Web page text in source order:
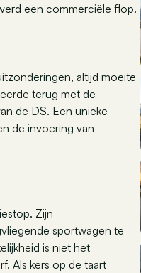
een commerciële flop.
altijd moeite
terug met de
de DS. Een unieke
de invoering van
Zijn
sportwagen te
is niet het
Als kers op de taart